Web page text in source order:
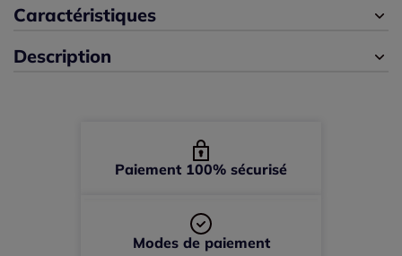
40 -épuisé
42 -épuisé
Caractéristiques
Description
Paiement 100% sécurisé
Modes de paiement